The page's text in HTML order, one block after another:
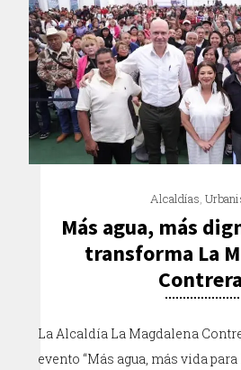
Alcaldías,
Más agua, más
transforma La
La Alcaldía La Magdalena
evento “Más agua, más vida